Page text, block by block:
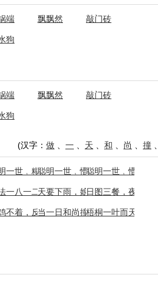
端 飘飘然 敲门砖
狗
端 飘飘然 敲门砖
狗
(汉字： 做 一 天 和 尚 撞
队
一世﹐糊涂一时聪明一世﹐懵懂一时聪明一世﹐懵懂片时
命
一八一二年战争天要下雨，娘要嫁人日图三餐，夜图一宿
冤
不着，反折一把米
当一日和尚撞一天钟梧桐一叶而天下知秋